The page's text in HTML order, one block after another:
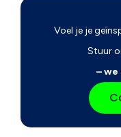
Voel je je
Stuur
– we